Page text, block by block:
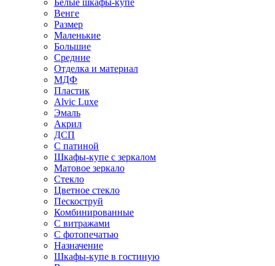
Белые шкафы-купе
Венге
Размер
Маленькие
Большие
Средние
Отделка и материал
МДФ
Пластик
Alvic Luxe
Эмаль
Акрил
ДСП
С патиной
Шкафы-купе с зеркалом
Матовое зеркало
Стекло
Цветное стекло
Пескоструй
Комбинированные
С витражами
С фотопечатью
Назначение
Шкафы-купе в гостиную